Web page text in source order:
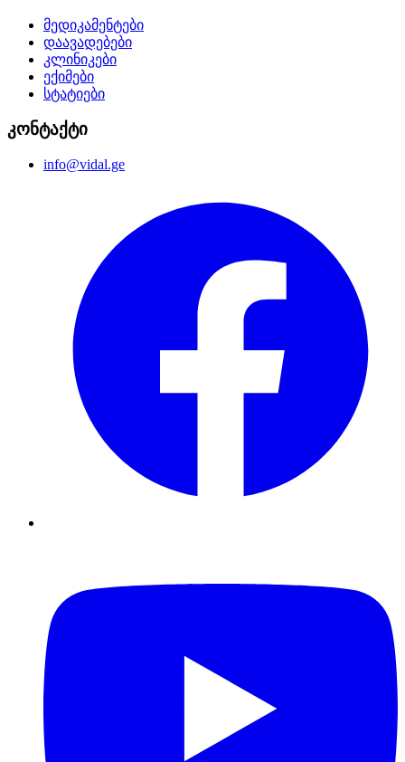
მედიკამენტები
დაავადებები
კლინიკები
ექიმები
სტატიები
კონტაქტი
info@vidal.ge